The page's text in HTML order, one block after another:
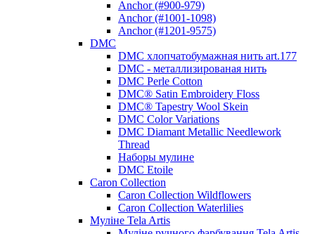
Anchor (#900-979)
Anchor (#1001-1098)
Anchor (#1201-9575)
DMC
DMC хлопчатобумажная нить art.177
DMC - металлизированая нить
DMC Perle Cotton
DMC® Satin Embroidery Floss
DMC® Tapestry Wool Skein
DMC Color Variations
DMC Diamant Metallic Needlework
Thread
Наборы мулине
DMC Etoile
Caron Collection
Caron Collection Wildflowers
Caron Collection Waterlilies
Муліне Tela Artis